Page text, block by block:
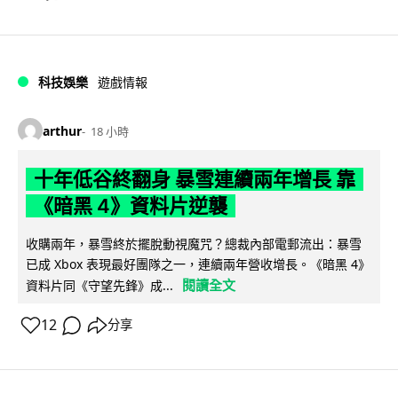
科技娛樂 遊戲情報
arthur 18 小時
十年低谷終翻身 暴雪連續兩年增長 靠
《暗黑 4》資料片逆襲
收購兩年，暴雪終於擺脫動視魔咒？總裁內部電郵流出：暴雪
已成 Xbox 表現最好團隊之一，連續兩年營收增長。《暗黑 4》
資料片同《守望先鋒》成...
閱讀全文
12 分享